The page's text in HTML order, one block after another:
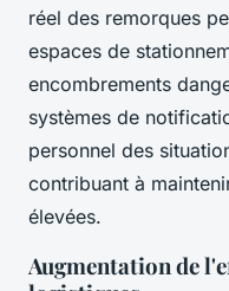
réel des remorques
espaces de
encombrements
systèmes de
personnel des
contribuant à
élevées.
Augmentation de